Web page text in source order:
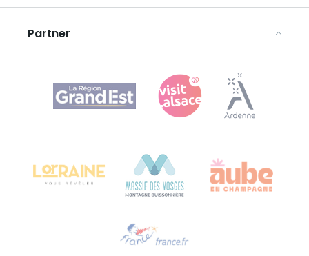
Rechtliche Hinweise
Agence Régionale du Tourisme Grand Est
Bureau de Colmar (Hauptverwaltung)
Sprechen Sie uns per E-Mail an
Partner